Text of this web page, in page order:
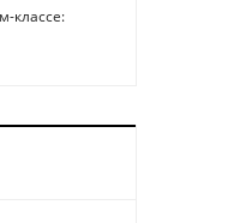
классе: